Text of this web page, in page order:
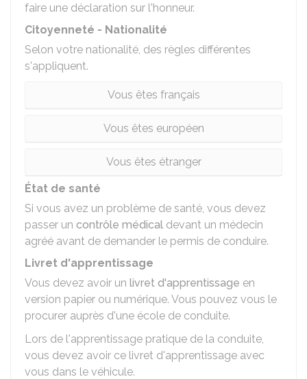
faire une déclaration sur l'honneur.
Citoyenneté - Nationalité
Selon votre nationalité, des règles différentes
s'appliquent.
Vous êtes français
Vous êtes européen
Vous êtes étranger
État de santé
Si vous avez un problème de santé, vous devez
passer un contrôle médical devant un médecin
agréé avant de demander le permis de conduire.
Livret d'apprentissage
Vous devez avoir un livret d'apprentissage en
version papier ou numérique. Vous pouvez vous le
procurer auprès d'une école de conduite.
Lors de l'apprentissage pratique de la conduite,
vous devez avoir ce livret d'apprentissage avec
vous dans le véhicule.